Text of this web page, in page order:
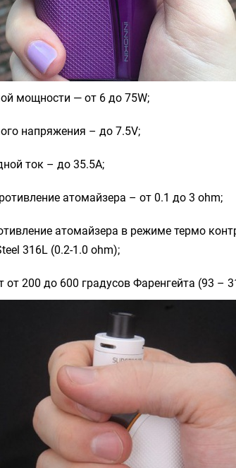
мощности — от 6 до 75W;
напряжения – до 7.5V;
ток – до 35.5A;
атомайзера – от 0.1 до 3 ohm;
атомайзера в режиме термо
316L (0.2-1.0 ohm);
200 до 600 градусов Фаренгейта (93 –